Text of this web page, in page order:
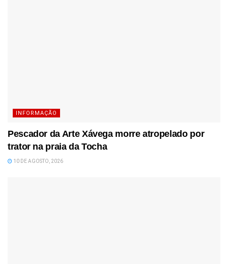
INFORMAÇÃO
Pescador da Arte Xávega morre atropelado por
trator na praia da Tocha
10 DE AGOSTO, 2026